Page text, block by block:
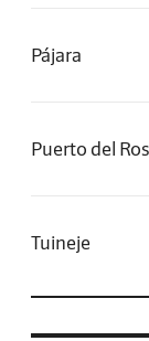
Pájara
Puerto del
Tuineje